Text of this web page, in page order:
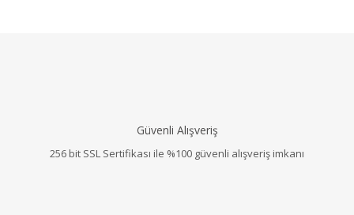
Güvenli Alışveriş
256 bit SSL Sertifikası ile %100 güvenli alışveriş imkanı